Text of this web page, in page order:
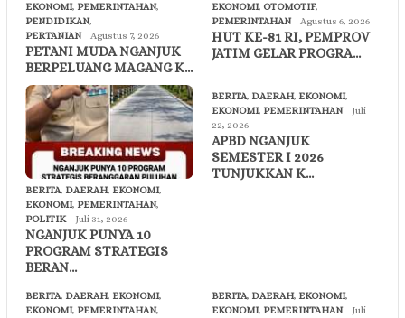
EKONOMI, PEMERINTAHAN,
PENDIDIKAN,
PERTANIAN
Agustus 7, 2026
PETANI MUDA NGANJUK
BERPELUANG MAGANG K…
EKONOMI, OTOMOTIF,
PEMERINTAHAN
Agustus 6, 2026
HUT KE-81 RI, PEMPROV
JATIM GELAR PROGRA…
BERITA, DAERAH, EKONOMI,
EKONOMI, PEMERINTAHAN,
POLITIK
Juli 31, 2026
NGANJUK PUNYA 10
PROGRAM STRATEGIS
BERAN…
BERITA, DAERAH, EKONOMI,
EKONOMI, PEMERINTAHAN
Juli
22, 2026
APBD NGANJUK
SEMESTER I 2026
TUNJUKKAN K…
BERITA, DAERAH, EKONOMI,
EKONOMI, PEMERINTAHAN,
BERITA, DAERAH, EKONOMI,
EKONOMI, PEMERINTAHAN
Juli